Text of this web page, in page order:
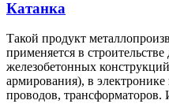
Катанка
Такой продукт
применяется в строительстве
железобетонных
армирования), в электронике
проводов, трансформаторов.